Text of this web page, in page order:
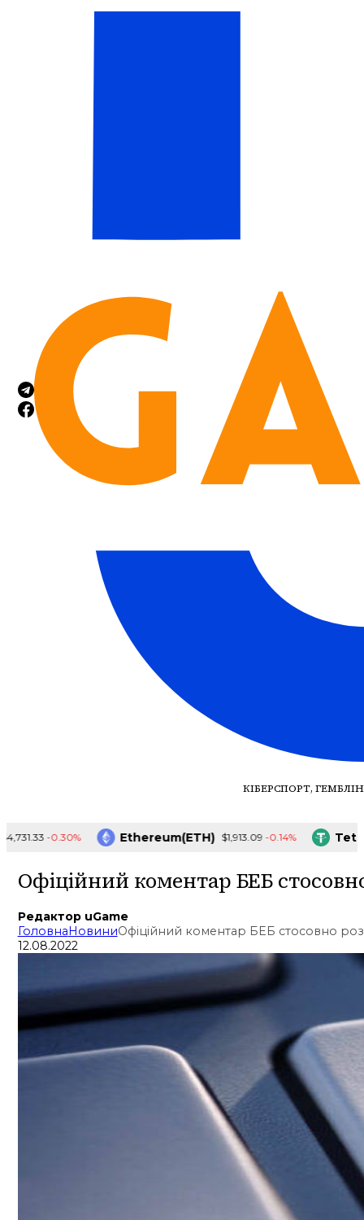
КІБЕРСПОРТ,
-0.30% Ethereum(ETH) $1,913.09 -0.14%
Офіційний коментар БЕБ
Редактор uGame
ГоловнаНовиниОфіційний коментар БЕБ стосовно
12.08.2022